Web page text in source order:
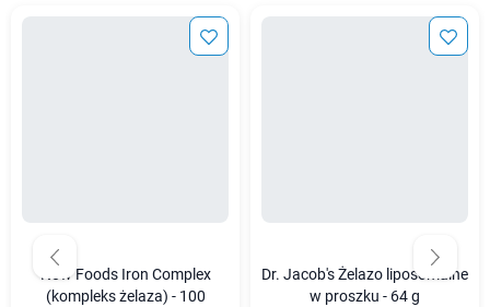
Now Foods Iron Complex
(kompleks żelaza) - 100
Dr. Jacob's Żelazo liposomalne
w proszku - 64 g